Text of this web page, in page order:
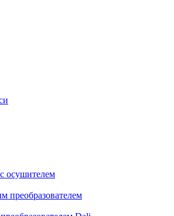
осушителем
преобразователем